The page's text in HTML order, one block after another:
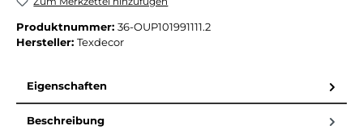
Produktnummer: 36-OUP101991111.2
Hersteller: Texdecor
Eigenschaften
Beschreibung